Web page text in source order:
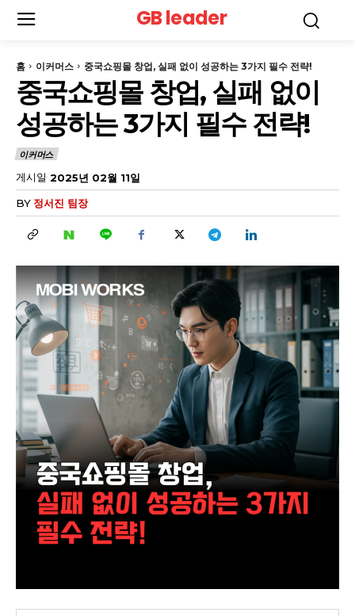
GB leader
홈 이커머스 중국쇼핑몰 창업, 실패 없이 성공하는 3가지 필수 전략!
중국쇼핑몰 창업, 실패 없이
성공하는 3가지 필수 전략!
이커머스
게시일 2025년 02월 11일
BY 정서진 팀장